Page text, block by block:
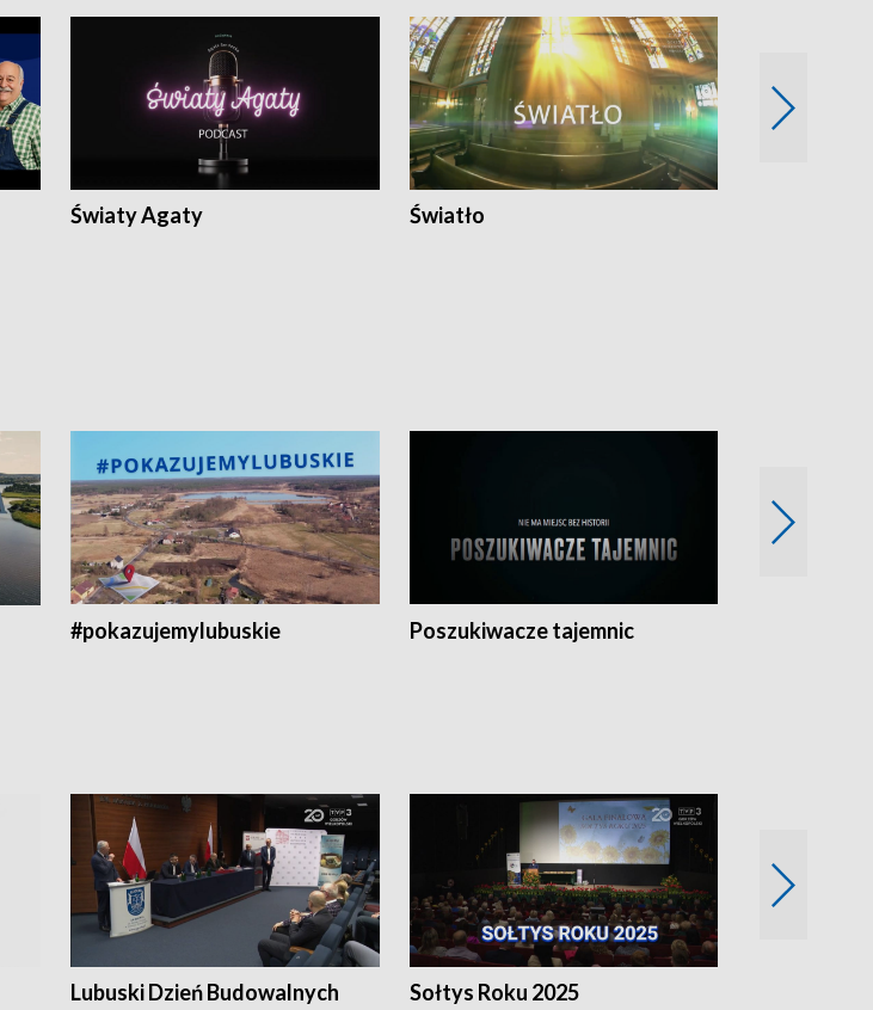
Światy Agaty Światło
#pokazujemylubuskie Poszukiwacze tajemnic
Lubuski Dzień Budowalnych Sołtys Roku 2025